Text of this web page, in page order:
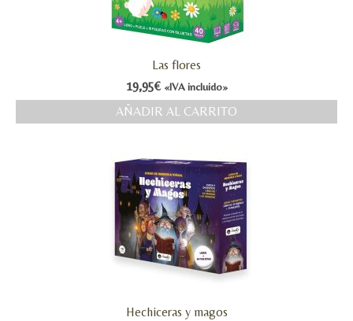
Las flores
19,95€ «IVA incluido»
AÑADIR AL CARRITO
Hechiceras y magos